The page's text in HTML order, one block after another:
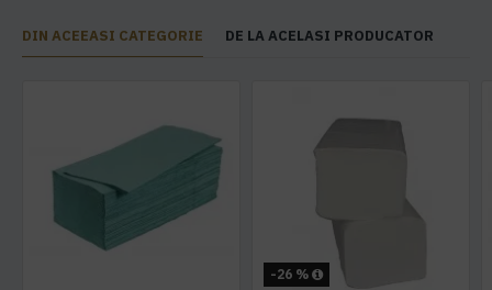
DIN ACEEASI CATEGORIE DE LA ACELASI PRODUCATOR
-26 %